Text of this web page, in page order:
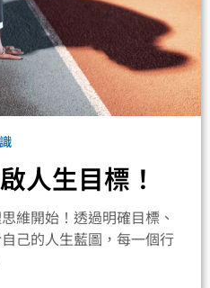
人生目標！
維開始！透過明確目標、
己的人生藍圖，每一個行